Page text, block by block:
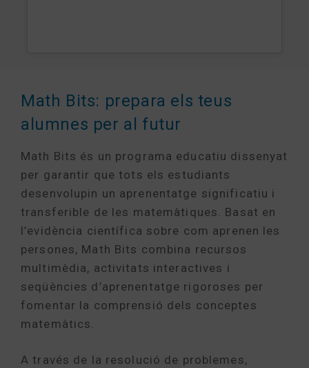
Math Bits: prepara els teus
alumnes per al futur
Math Bits és un programa educatiu dissenyat
per garantir que tots els estudiants
desenvolupin un aprenentatge significatiu i
transferible de les matemàtiques. Basat en
l’evidència científica sobre com aprenen les
persones, Math Bits combina recursos
multimèdia, activitats interactives i
seqüències d’aprenentatge rigoroses per
fomentar la comprensió dels conceptes
matemàtics.
A través de la resolució de problemes,